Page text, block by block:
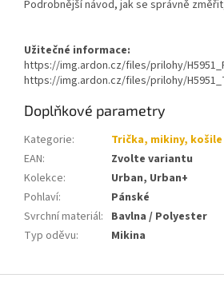
Podrobnější návod, jak se správně
Užitečné informace:
https://img.ardon.cz/files/prilohy/
https://img.ardon.cz/files/prilohy/
Doplňkové parametry
Kategorie:
Trička, mikiny, košile
EAN:
Zvolte variantu
Kolekce:
Urban, Urban+
Pohlaví:
Pánské
Svrchní materiál: Bavlna / Polyester
Typ oděvu: Mikina